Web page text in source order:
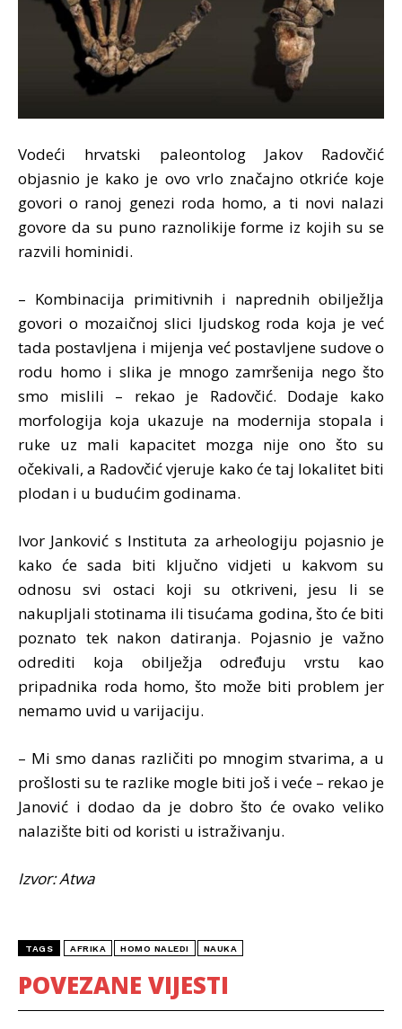
Vodeći hrvatski paleontolog Jakov Radovčić
objasnio je kako je ovo vrlo značajno otkriće koje
govori o ranoj genezi roda homo, a ti novi nalazi
govore da su puno raznolikije forme iz kojih su se
razvili hominidi.
– Kombinacija primitivnih i naprednih obilježlja
govori o mozaičnoj slici ljudskog roda koja je već
tada postavljena i mijenja već postavljene sudove o
rodu homo i slika je mnogo zamršenija nego što
smo mislili – rekao je Radovčić. Dodaje kako
morfologija koja ukazuje na modernija stopala i
ruke uz mali kapacitet mozga nije ono što su
očekivali, a Radovčić vjeruje kako će taj lokalitet biti
plodan i u budućim godinama.
Ivor Janković s Instituta za arheologiju pojasnio je
kako će sada biti ključno vidjeti u kakvom su
odnosu svi ostaci koji su otkriveni, jesu li se
nakupljali stotinama ili tisućama godina, što će biti
poznato tek nakon datiranja. Pojasnio je važno
odrediti koja obilježja određuju vrstu kao
pripadnika roda homo, što može biti problem jer
nemamo uvid u varijaciju.
– Mi smo danas različiti po mnogim stvarima, a u
prošlosti su te razlike mogle biti još i veće – rekao je
Janović i dodao da je dobro što će ovako veliko
nalazište biti od koristi u istraživanju.
Izvor: Atwa
TAGS AFRIKA HOMO NALEDI NAUKA
POVEZANE VIJESTI